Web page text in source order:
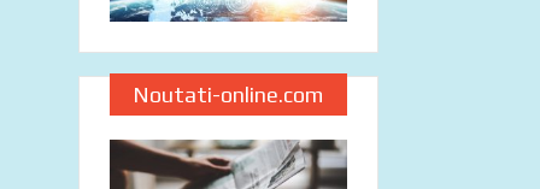
Noutati-online.com